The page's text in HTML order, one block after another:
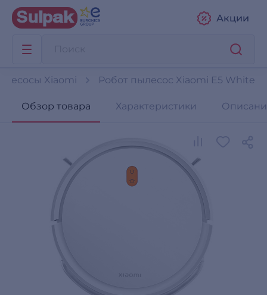
Акции
Xiaomi Робот пылесос Xiaomi E5 White
Обзор товара Характеристики